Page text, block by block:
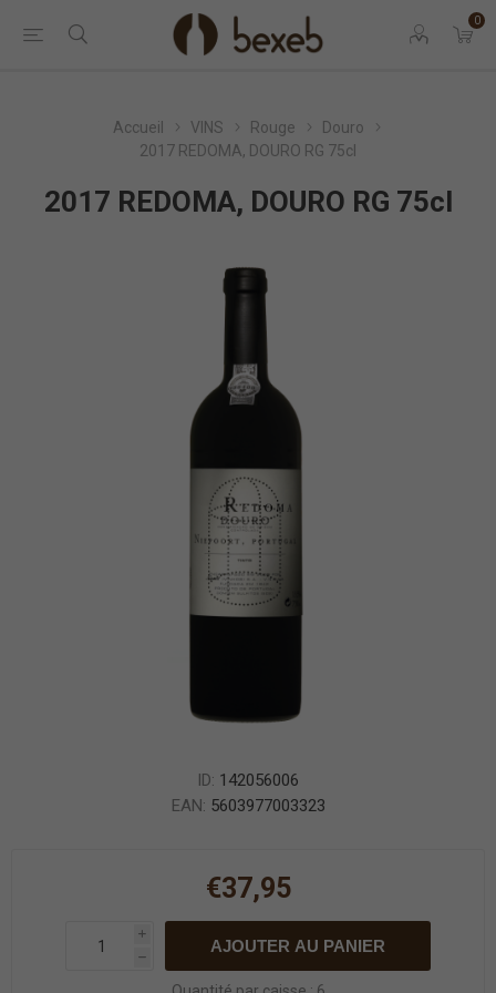
0
Accueil VINS Rouge
Douro
2017 REDOMA, DOURO RG 75cl
2017 REDOMA, DOURO RG 75cl
ID: 142056006
EAN: 5603977003323
€37,95
i
h
AJOUTER AU PANIER